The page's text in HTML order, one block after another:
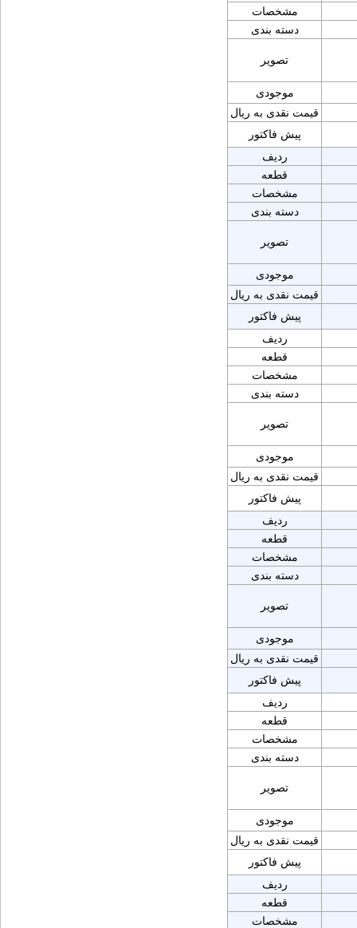
مشخصات
دسته بندی
تصویر
موجودی
قیمت نقدی به ریال
پیش فاکتور
ردیف
قطعه
مشخصات
دسته بندی
تصویر
موجودی
قیمت نقدی به ریال
پیش فاکتور
ردیف
قطعه
مشخصات
دسته بندی
تصویر
موجودی
قیمت نقدی به ریال
پیش فاکتور
ردیف
قطعه
مشخصات
دسته بندی
تصویر
موجودی
قیمت نقدی به ریال
پیش فاکتور
ردیف
قطعه
مشخصات
دسته بندی
تصویر
موجودی
قیمت نقدی به ریال
پیش فاکتور
ردیف
قطعه
مشخصات